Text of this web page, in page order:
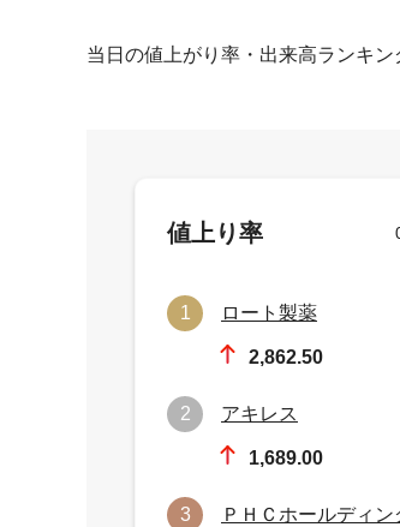
当日の値上がり率・出来高ランキ